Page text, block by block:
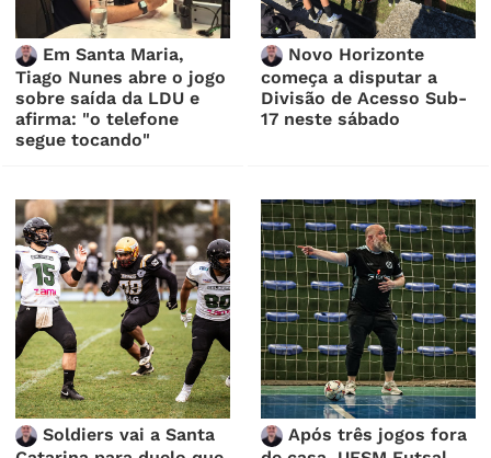
Em Santa Maria,
Tiago Nunes abre o jogo
sobre saída da LDU e
afirma: "o telefone
segue tocando"
Novo Horizonte
começa a disputar a
Divisão de Acesso Sub-
17 neste sábado
Soldiers vai a Santa
Após três jogos fora